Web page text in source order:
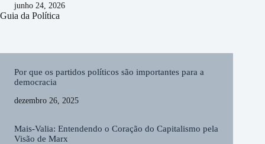
junho 24, 2026
Guia da Política
Por que os partidos políticos são importantes para a
democracia
dezembro 26, 2025
Mais-Valia: Entendendo o Coração do Capitalismo pela
Visão de Marx